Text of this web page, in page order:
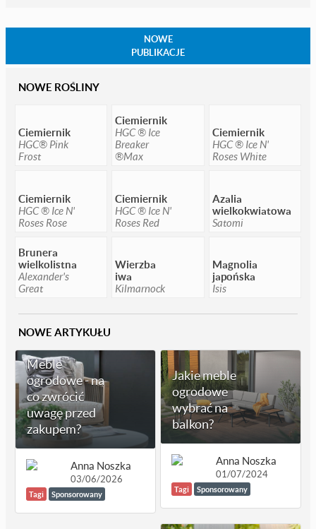
NOWE
PUBLIKACJE
NOWE ROŚLINY
Ciemiernik
HGC® Pink
Frost
Ciemiernik
HGC ® Ice
Breaker
®Max
Ciemiernik
HGC ® Ice N'
Roses White
Ciemiernik
HGC ® Ice N'
Roses Rose
Ciemiernik
HGC ® Ice N'
Roses Red
Azalia
wielkokwiatowa
Satomi
Brunera
wielkolistna
Alexander's
Great
Wierzba
iwa
Kilmarnock
Magnolia
japońska
Isis
NOWE ARTYKUŁU
Meble
ogrodowe - na
co zwrócić
uwagę przed
zakupem?
Anna Noszka
03/06/2026
Tagi Sponsorowany
Jakie meble
ogrodowe
wybrać na
balkon?
Anna Noszka
01/07/2024
Tagi Sponsorowany